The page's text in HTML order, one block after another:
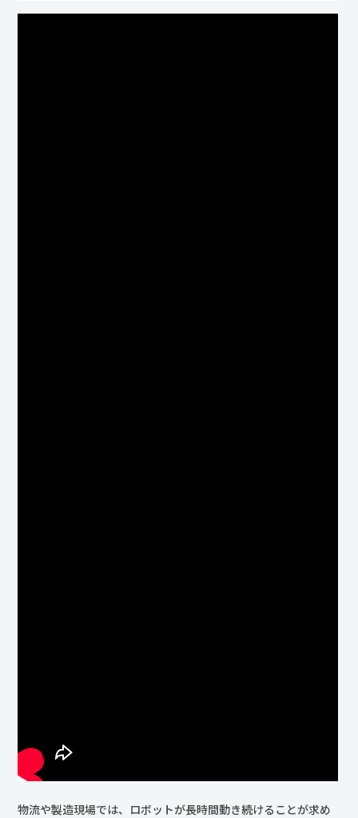
物流や製造現場では、ロボットが長時間動き続けることが求め